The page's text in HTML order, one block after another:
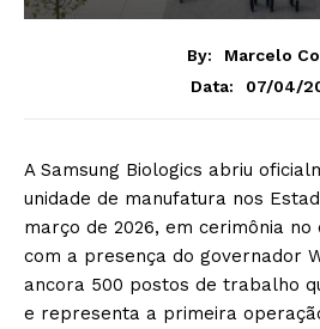
By:
Marcelo
Data:
07/04/
A Samsung Biologics abriu
unidade de manufatura nos
março de 2026, em cerimônia
com a presença do governador
ancora 500 postos de trabalho
e representa a primeira